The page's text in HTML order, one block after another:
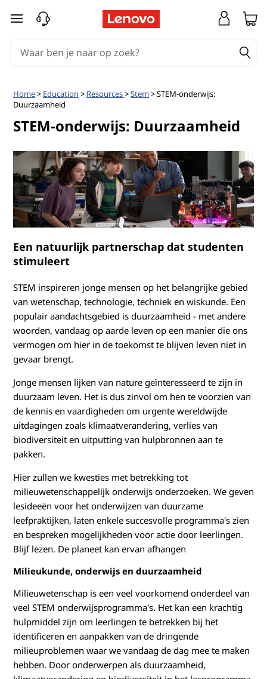
M
w
&
m
Ga naar de hoofdinhoud
Home> Education > Resources>Stem> STEM-onderwijs:
Duurzaamheid
STEM-onderwijs: Duurzaamheid
Een natuurlijk partnerschap dat studenten
stimuleert
STEM inspireren jonge mensen op het belangrijke gebied
van wetenschap, technologie, techniek en wiskunde. Een
populair aandachtsgebied is duurzaamheid - met andere
woorden, vandaag op aarde leven op een manier die ons
vermogen om hier in de toekomst te blijven leven niet in
gevaar brengt.
Jonge mensen lijken van nature geïnteresseerd te zijn in
duurzaam leven. Het is dus zinvol om hen te voorzien van
de kennis en vaardigheden om urgente wereldwijde
uitdagingen zoals klimaatverandering, verlies van
biodiversiteit en uitputting van hulpbronnen aan te
pakken.
Hier zullen we kwesties met betrekking tot
milieuwetenschappelijk onderwijs onderzoeken. We geven
lesideeën voor het onderwijzen van duurzame
leefpraktijken, laten enkele succesvolle programma's zien
en bespreken mogelijkheden voor actie door leerlingen.
Blijf lezen. De planeet kan ervan afhangen
Milieukunde, onderwijs en duurzaamheid
Milieuwetenschap is een veel voorkomend onderdeel van
veel STEM onderwijsprogramma's. Het kan een krachtig
hulpmiddel zijn om leerlingen te betrekken bij het
identificeren en aanpakken van de dringende
milieuproblemen waar we vandaag de dag mee te maken
hebben. Door onderwerpen als duurzaamheid,